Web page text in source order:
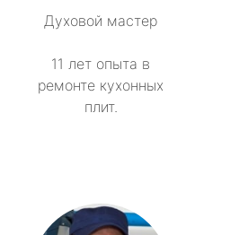
Духовой мастер
11 лет опыта в
ремонте кухонных
плит.